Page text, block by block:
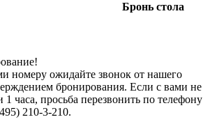
Бронь стола
номеру ожидайте звонок от нашего
бронирования. Если с вами не
1 часа, просьба перезвонить по телефону
210-3-210.